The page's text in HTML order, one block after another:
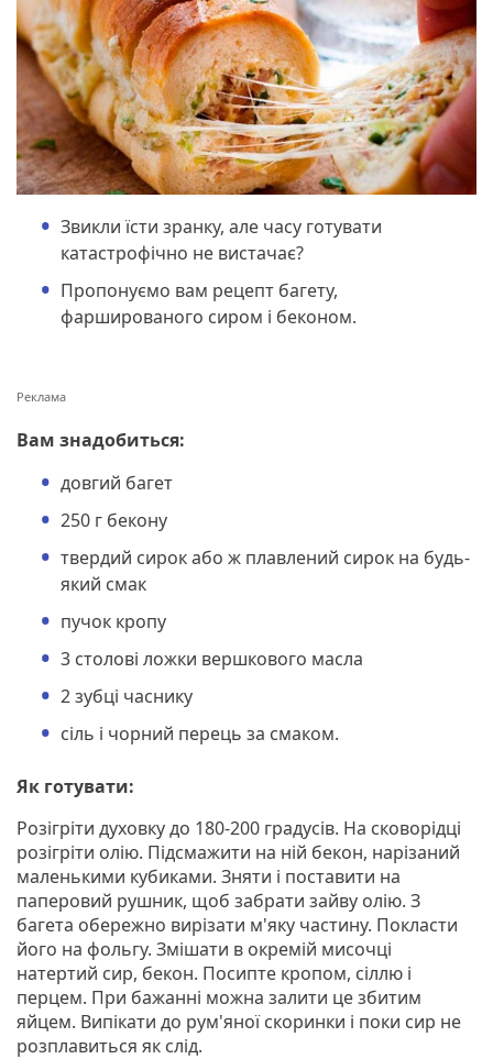
Звикли їсти зранку, але часу готувати
катастрофічно не вистачає?
Пропонуємо вам рецепт багету,
фаршированого сиром і беконом.
Вам знадобиться:
довгий багет
250 г бекону
твердий сирок або ж плавлений сирок на будь-
який смак
пучок кропу
3 столові ложки вершкового масла
2 зубці часнику
сіль і чорний перець за смаком.
Як готувати:
Розігріти духовку до 180-200 градусів. На сковорідці
розігріти олію. Підсмажити на ній бекон, нарізаний
маленькими кубиками. Зняти і поставити на
паперовий рушник, щоб забрати зайву олію. З
багета обережно вирізати м'яку частину. Покласти
його на фольгу. Змішати в окремій мисочці
натертий сир, бекон. Посипте кропом, сіллю і
перцем. При бажанні можна залити це збитим
яйцем. Випікати до рум'яної скоринки і поки сир не
розплавиться як слід.